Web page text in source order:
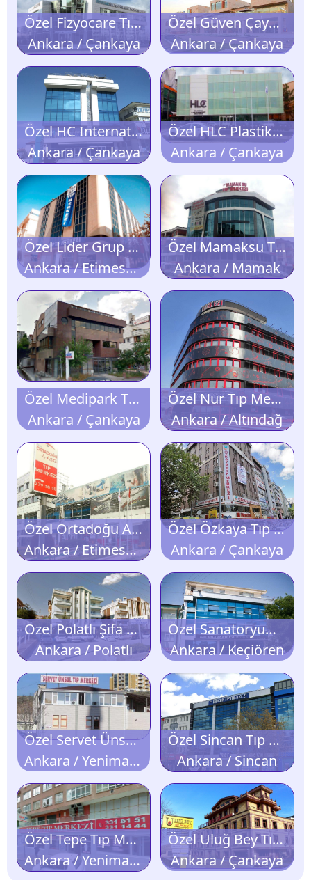
Özel Fizyocare Tıp Merkezi
Ankara / Çankaya
Özel Güven Çayyolu Tıp Merkezi
Ankara / Çankaya
Özel HC International Clinic
Ankara / Çankaya
Özel HLC Plastik ve Rekonstrüktif Cerrahi Merkezi
Ankara / Çankaya
Özel Lider Grup Tıp Merkezi
Ankara / Etimesgut
Özel Mamaksu Tıp Merkezi
Ankara / Mamak
Özel Medipark Tıp Merkezi
Ankara / Çankaya
Özel Nur Tıp Merkezi
Ankara / Altındağ
Özel Ortadoğu ASG Tıp Merkezi
Ankara / Etimesgut
Özel Özkaya Tıp Merkezi
Ankara / Çankaya
Özel Polatlı Şifa Tıp Merkezi
Ankara / Polatlı
Özel Sanatoryum Tıp Merkezi
Ankara / Keçiören
Özel Servet Ünsal Tıp Merkezi
Ankara / Yenimahalle
Özel Sincan Tıp Merkezi
Ankara / Sincan
Özel Tepe Tıp Merkezi
Ankara / Yenimahalle
Özel Uluğ Bey Tıp Merkezi
Ankara / Çankaya